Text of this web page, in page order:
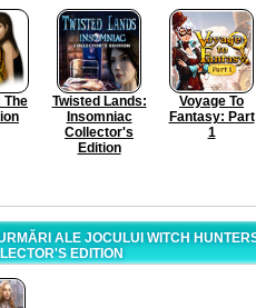
The
Twisted Lands:
Insomniac
Collector's
Edition
Voyage To
Fantasy: Part
1
ALE JOCULUI WITCH
EDITION